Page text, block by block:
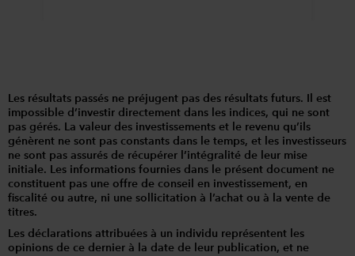
Les résultats passés ne préjugent pas des résultats futurs. Il est
impossible d’investir directement dans les indices, qui ne sont
pas gérés. La valeur des investissements et le revenu qu’ils
génèrent ne sont pas constants dans le temps, et les investisseurs
ne sont pas assurés de récupérer l’intégralité de leur mise
initiale. Les informations fournies dans le présent document ne
constituent pas une offre de conseil en investissement, en
fiscalité ou autre, ni une sollicitation à l’achat ou à la vente de
titres.
Les déclarations attribuées à un individu représentent les
opinions de ce dernier à la date de leur publication, et ne